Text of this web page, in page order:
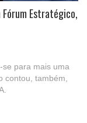
Fórum Estratégico,
se para mais uma
contou, também,